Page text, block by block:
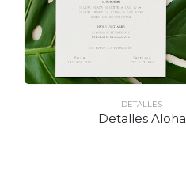
DETALLES
Detalles Aloha